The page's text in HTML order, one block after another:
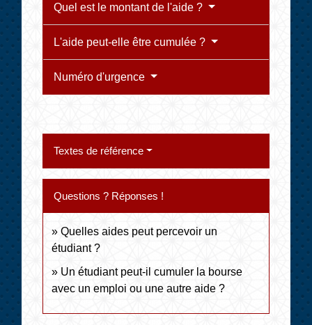
Quel est le montant de l'aide ?
L'aide peut-elle être cumulée ?
Numéro d'urgence
Textes de référence
Questions ? Réponses !
Quelles aides peut percevoir un
étudiant ?
Un étudiant peut-il cumuler la bourse
avec un emploi ou une autre aide ?